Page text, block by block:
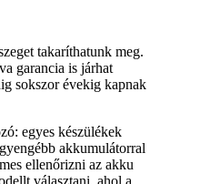
takaríthatunk meg.
garancia is járhat
sokszor évekig kapnak
egyes készülékek
akkumulátorral
ellenőrizni az akku
választani, ahol a